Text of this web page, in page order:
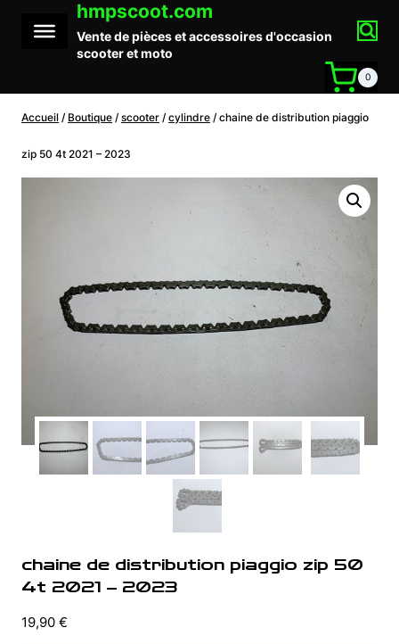
contenu
hmpscoot.com
Vente de pièces et accessoires d'occasion
scooter et moto
0
Accueil / Boutique / scooter / cylindre / chaine de distribution piaggio
zip 50 4t 2021 – 2023
chaine de distribution piaggio zip 50
4t 2021 – 2023
19,90 €